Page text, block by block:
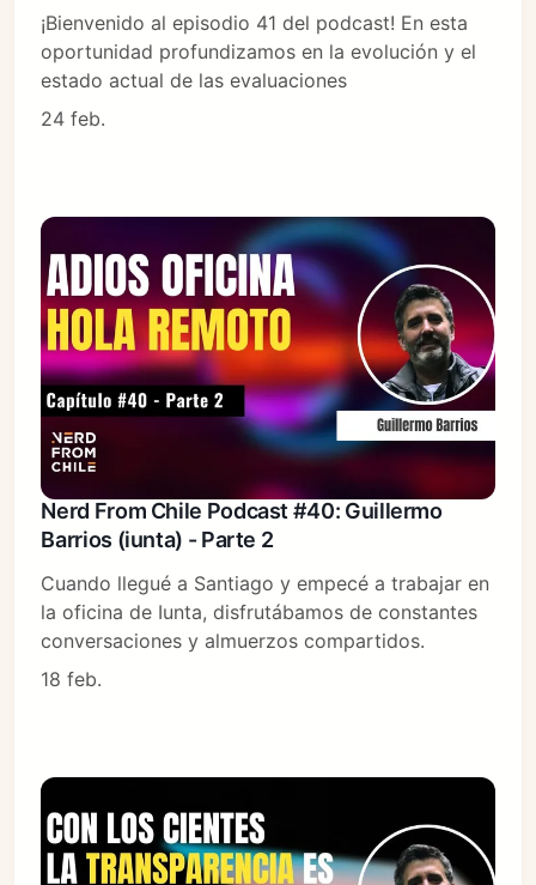
¡Bienvenido al episodio 41 del podcast! En esta
oportunidad profundizamos en la evolución y el
estado actual de las evaluaciones
24 feb.
Nerd From Chile Podcast #40: Guillermo
Barrios (iunta) - Parte 2
Cuando llegué a Santiago y empecé a trabajar en
la oficina de Iunta, disfrutábamos de constantes
conversaciones y almuerzos compartidos.
18 feb.